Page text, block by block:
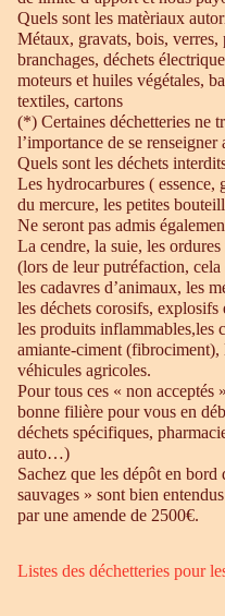
Quels sont les matèriaux
Métaux, gravats, bois, verres,
branchages, déchets
moteurs et huiles végétales,
textiles, cartons
(*) Certaines déchetteries ne
l’importance de se renseigner
Quels sont les déchets
Les hydrocarbures (
du mercure, les petites
Ne seront pas admis
La cendre, la suie, les
(lors de leur putréfaction, cela
les cadavres d’animaux, les
les déchets corosifs, explosifs
les produits inflammables,les
amiante-ciment
véhicules agricoles.
Pour tous ces « non acceptés
bonne filière pour vous en
déchets spécifiques,
auto…)
Sachez que les dépôt en
sauvages » sont bien
par une amende de 2500€.
Listes des déchetteries pour